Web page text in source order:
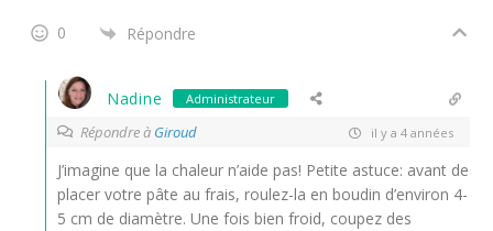
0 Répondre
Nadine Administrateur
Répondre à Giroud il y a 4 années
J’imagine que la chaleur n’aide pas! Petite astuce: avant de
placer votre pâte au frais, roulez-la en boudin d’environ 4-
5 cm de diamètre. Une fois bien froid, coupez des